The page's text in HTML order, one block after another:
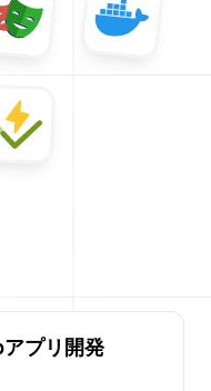
へのリンク
プリ開発